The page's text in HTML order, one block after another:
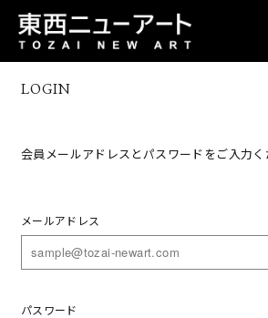
LOGIN
会員メールアドレスとパスワードをご入力く
メールアドレス
パスワード